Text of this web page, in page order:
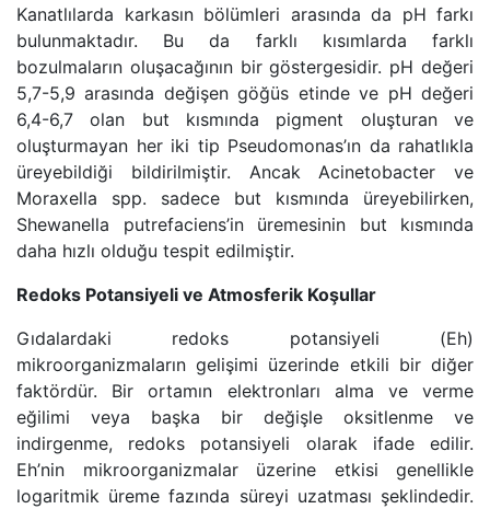
Kanatlılarda karkasın bölümleri arasında da pH farkı
bulunmaktadır. Bu da farklı kısımlarda farklı
bozulmaların oluşacağının bir göstergesidir. pH değeri
5,7-5,9 arasında değişen göğüs etinde ve pH değeri
6,4-6,7 olan but kısmında pigment oluşturan ve
oluşturmayan her iki tip Pseudomonas’ın da rahatlıkla
üreyebildiği bildirilmiştir. Ancak Acinetobacter ve
Moraxella spp. sadece but kısmında üreyebilirken,
Shewanella putrefaciens’in üremesinin but kısmında
daha hızlı olduğu tespit edilmiştir.
Redoks Potansiyeli ve Atmosferik Koşullar
Gıdalardaki redoks potansiyeli (Eh)
mikroorganizmaların gelişimi üzerinde etkili bir diğer
faktördür. Bir ortamın elektronları alma ve verme
eğilimi veya başka bir değişle oksitlenme ve
indirgenme, redoks potansiyeli olarak ifade edilir.
Eh’nin mikroorganizmalar üzerine etkisi genellikle
logaritmik üreme fazında süreyi uzatması şeklindedir.